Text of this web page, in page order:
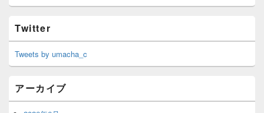
Twitter
Tweets by umacha_c
アーカイブ